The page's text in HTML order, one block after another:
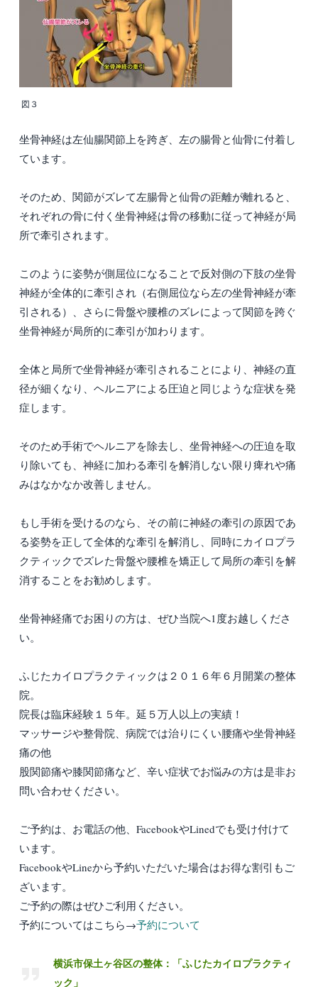
図３
坐骨神経は左仙腸関節上を跨ぎ、左の腸骨と仙骨に付着し
ています。
そのため、関節がズレて左腸骨と仙骨の距離が離れると、
それぞれの骨に付く坐骨神経は骨の移動に従って神経が局
所で牽引されます。
このように姿勢が側屈位になることで反対側の下肢の坐骨
神経が全体的に牽引され（右側屈位なら左の坐骨神経が牽
引される）、さらに骨盤や腰椎のズレによって関節を跨ぐ
坐骨神経が局所的に牽引が加わります。
全体と局所で坐骨神経が牽引されることにより、神経の直
径が細くなり、ヘルニアによる圧迫と同じような症状を発
症します。
そのため手術でヘルニアを除去し、坐骨神経への圧迫を取
り除いても、神経に加わる牽引を解消しない限り痺れや痛
みはなかなか改善しません。
もし手術を受けるのなら、その前に神経の牽引の原因であ
る姿勢を正して全体的な牽引を解消し、同時にカイロプラ
クティックでズレた骨盤や腰椎を矯正して局所の牽引を解
消することをお勧めします。
坐骨神経痛でお困りの方は、ぜひ当院へ1度お越しくださ
い。
ふじたカイロプラクティックは２０１６年６月開業の整体
院。
院長は臨床経験１５年。延５万人以上の実績！
マッサージや整骨院、病院では治りにくい腰痛や坐骨神経
痛の他
股関節痛や膝関節痛など、辛い症状でお悩みの方は是非お
問い合わせください。
ご予約は、お電話の他、FacebookやLinedでも受け付けて
います。
FacebookやLineから予約いただいた場合はお得な割引もご
ざいます。
ご予約の際はぜひご利用ください。
予約についてはこちら→予約について
横浜市保土ヶ谷区の整体：「ふじたカイロプラクティ
ック」